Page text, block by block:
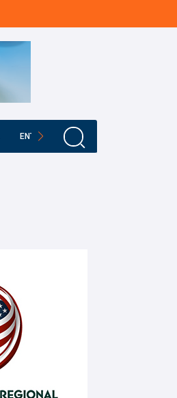
ENTRETENIMIENTO